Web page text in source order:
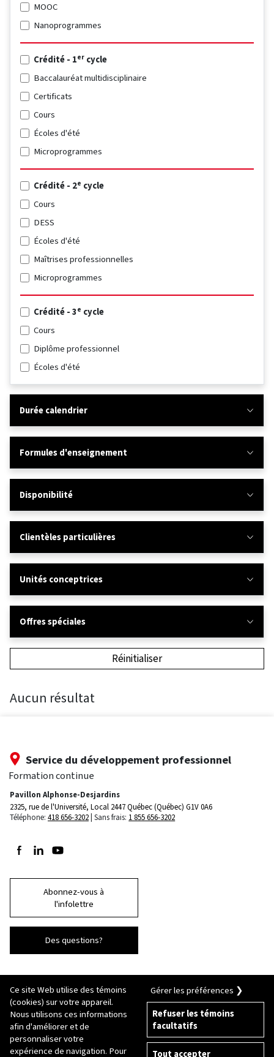
MOOC
Nanoprogrammes
Crédité - 1er cycle
Baccalauréat multidisciplinaire
Certificats
Cours
Écoles d'été
Microprogrammes
Crédité - 2e cycle
Cours
DESS
Écoles d'été
Maîtrises professionnelles
Microprogrammes
Crédité - 3e cycle
Cours
Diplôme professionnel
Écoles d'été
Durée calendrier
Formules d'enseignement
Disponibilité
Clientèles particulières
Unités conceptrices
Offres spéciales
Réinitialiser
Aucun résultat
Service du développement professionnel
Formation continue
Pavillon Alphonse-Desjardins
2325, rue de l'Université, Local 2447Québec (Québec) G1V 0A6
Téléphone: 418 656-3202 Sans frais: 1 855 656-3202
Suivez-nous sur Facebook
Suivez-nous sur LinkedIn
Suivez-nous sur Youtube
Abonnez-vous à
l'infolettre
Des questions?
© 2026 Université Laval
Tous droits réservés
Conditions générales d'utilisation
Fraude en ligne
Ce site Web utilise des témoins
(cookies) sur votre appareil.
Nous utilisons ces informations
afin d'améliorer et de
personnaliser votre
expérience de navigation. Pour
Gérer les préférences ❯
Refuser les témoins
facultatifs
Tout accepter